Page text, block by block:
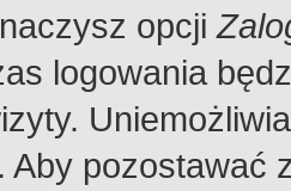
opcji
logowania
Aby pozostawać